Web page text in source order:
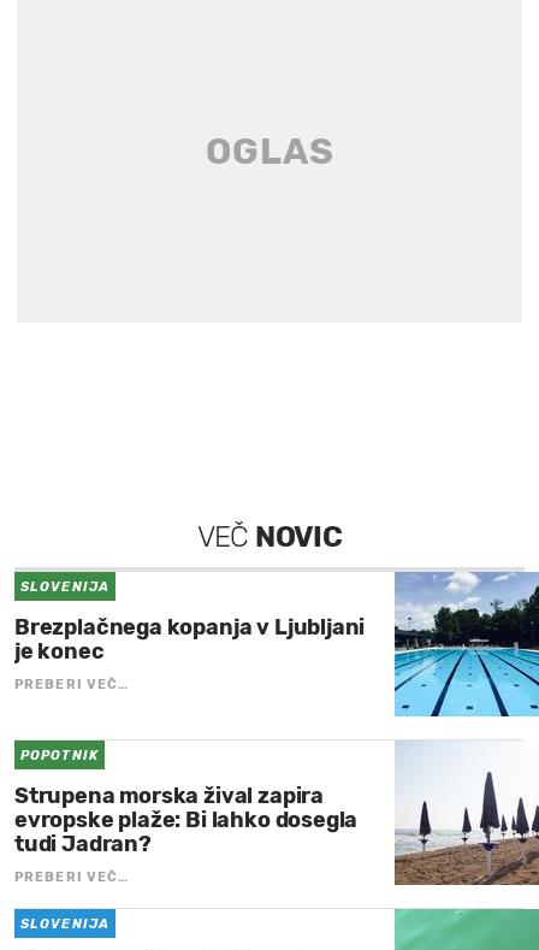
VEČ NOVIC
SLOVENIJA
Brezplačnega kopanja v Ljubljani
je konec
PREBERI VEČ…
POPOTNIK
Strupena morska žival zapira
evropske plaže: Bi lahko dosegla
tudi Jadran?
PREBERI VEČ…
SLOVENIJA